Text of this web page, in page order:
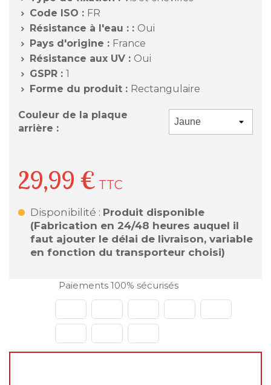
 Code ISO : FR
 Résistance à l'eau : : Oui
 Pays d'origine : France
 Résistance aux UV : Oui
 GSPR : 1
 Forme du produit : Rectangulaire
Couleur de la plaque
arrière :
29,99 € TTC
Disponibilité : Produit disponible
(Fabrication en 24/48 heures auquel il
faut ajouter le délai de livraison, variable
en fonction du transporteur choisi)
Paiements 100% sécurisés